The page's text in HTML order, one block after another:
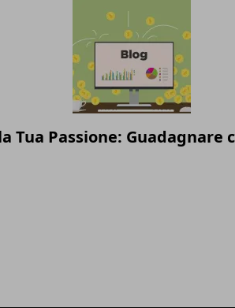
Tua Passione: Guadagnare